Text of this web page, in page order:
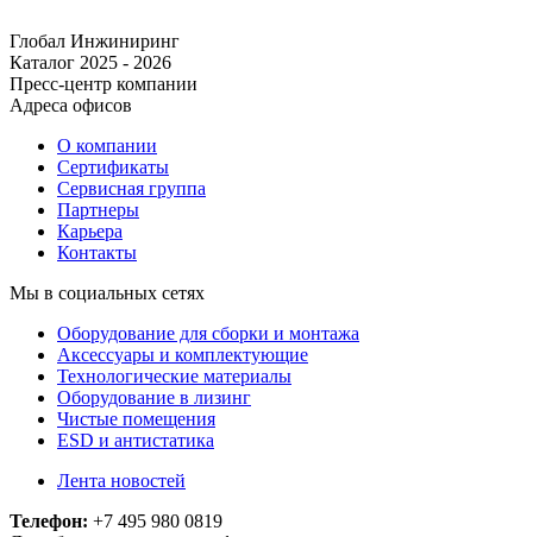
Глобал Инжиниринг
Каталог 2025 - 2026
Пресс-центр компании
Адреса офисов
О компании
Сертификаты
Сервисная группа
Партнеры
Карьера
Контакты
Мы в социальных сетях
Оборудование для сборки и монтажа
Аксессуары и комплектующие
Технологические материалы
Оборудование в лизинг
Чистые помещения
ESD и антистатика
Лента новостей
Телефон: +7 495 980 0819